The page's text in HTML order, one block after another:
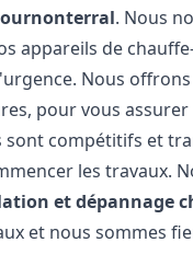
. Nous
appareils de
Nous
pour vous
compétitifs et
les travaux.
et dépannage
et nous sommes